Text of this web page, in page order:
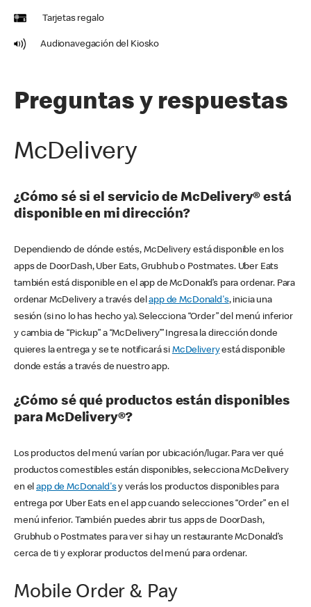
Tarjetas regalo
Audionavegación del Kiosko
Preguntas y respuestas
McDelivery
¿Cómo sé si el servicio de McDelivery® está
disponible en mi dirección?
Dependiendo de dónde estés, McDelivery está disponible en los
apps de DoorDash, Uber Eats, Grubhub o Postmates. Uber Eats
también está disponible en el app de McDonald’s para ordenar. Para
ordenar McDelivery a través delapp de McDonald's, inicia una
sesión (si no lo has hecho ya). Selecciona “Order” del menú inferior
y cambia de “Pickup” a “McDelivery’” Ingresa la dirección donde
quieres la entrega y se te notificará si McDeliveryestá disponible
donde estás a través de nuestro app.
¿Cómo sé qué productos están disponibles
para McDelivery®?
Los productos del menú varían por ubicación/lugar. Para ver qué
productos comestibles están disponibles, selecciona McDelivery
en elapp de McDonald'sy verás los productos disponibles para
entrega por Uber Eats en el app cuando selecciones “Order” en el
menú inferior. También puedes abrir tus apps de DoorDash,
Grubhub o Postmates para ver si hay un restaurante McDonald’s
cerca de ti y explorar productos del menú para ordenar.
Mobile Order & Pay